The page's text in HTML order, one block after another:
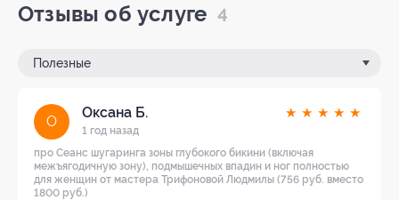
Отзывы об услуге 4
Полезные
О
Оксана Б.
1 год назад
★ ★ ★ ★ ★
про Сеанс шугаринга зоны глубокого бикини (включая
межъягодичную зону), подмышечных впадин и ног полностью
для женщин от мастера Трифоновой Людмилы (756 руб. вместо
1800 руб.)